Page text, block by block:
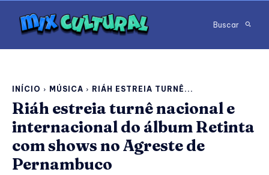
Buscar
INÍCIO MÚSICA RIÁH ESTREIA TURNÊ...
Riáh estreia turnê nacional e
internacional do álbum Retinta
com shows no Agreste de
Pernambuco